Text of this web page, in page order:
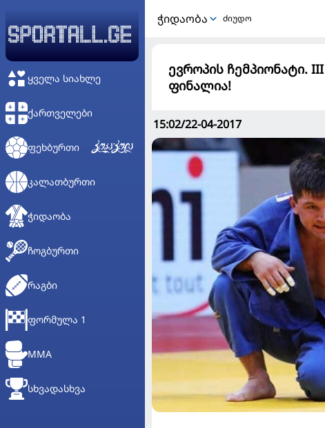
ᲧᲕᲔᲚᲐ ᲡᲘᲐᲮᲚᲔ
ᲥᲐᲠᲗᲕᲔᲚᲔᲑᲘ
ᲤᲔᲮᲑᲣᲠᲗᲘ
ᲙᲐᲚᲐᲗᲑᲣᲠᲗᲘ
ᲭᲘᲓᲐᲝᲑᲐ
ᲩᲝᲒᲑᲣᲠᲗᲘ
ᲠᲐᲒᲑᲘ
ᲤᲝᲠᲛᲣᲚᲐ 1
MMA
ᲡᲮᲕᲐᲓᲐᲡᲮᲕᲐ
ᲭᲘᲓᲐᲝᲑᲐ ძიუდო
ევროპის ჩემპიონატი.
ფინალია!
15:02/22-04-2017